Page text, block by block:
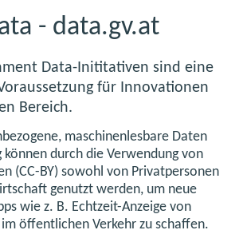
- data.gv.at
Data-Inititativen sind eine
für Innovationen
Bereich.
maschinenlesbare Daten
durch die Verwendung von
(CC-BY) sowohl von Privatpersonen
genutzt werden, um neue
wie z. B. Echtzeit-Anzeige von
öffentlichen Verkehr zu schaffen.